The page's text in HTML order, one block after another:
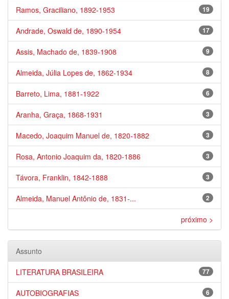
19
Ramos, Graciliano, 1892-1953
17
Andrade, Oswald de, 1890-1954
9
Assis, Machado de, 1839-1908
8
Almeida, Júlia Lopes de, 1862-1934
6
Barreto, Lima, 1881-1922
3
Aranha, Graça, 1868-1931
3
Macedo, Joaquim Manuel de, 1820-1882
3
Rosa, Antonio Joaquim da, 1820-1886
3
Távora, Franklin, 1842-1888
2
Almeida, Manuel Antônio de, 1831-...
próximo >
Assunto
77
LITERATURA BRASILEIRA
6
AUTOBIOGRAFIAS